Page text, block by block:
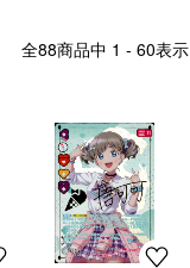
全88商品中 1 - 60表示